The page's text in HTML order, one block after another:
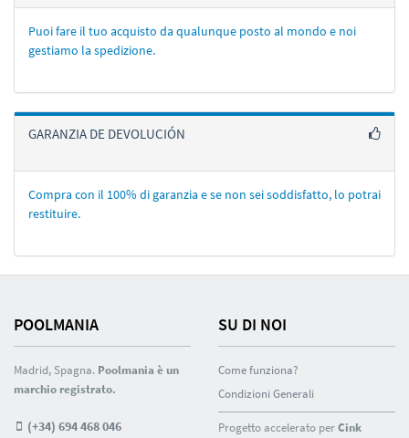
Puoi fare il tuo acquisto da qualunque posto al mondo e noi
gestiamo la spedizione.
GARANZIA DE DEVOLUCIÓN
Compra con il 100% di garanzia e se non sei soddisfatto, lo potrai
restituire.
POOLMANIA
Madrid, Spagna. Poolmania è un
marchio registrato.
(+34) 694 468 046
SU DI NOI
Come funziona?
Condizioni Generali
Progetto accelerato perCink